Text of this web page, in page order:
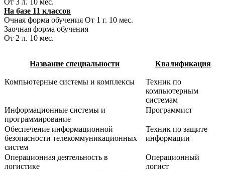
На базе 11 классов
Очная форма обучения От 1 г. 10 мес.
Заочная форма обучения
От 2 л. 10 мес.
Название специальности Квалификация
Компьютерные системы и комплексы
Техник по
компьютерным
системам
Информационные системы и
программирование
Программист
Обеспечение информационной
безопасности телекоммуникационных
систем
Техник по защите
информации
Операционная деятельность в
логистике
Операционный
логист